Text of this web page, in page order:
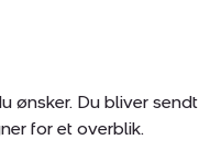
ønsker. Du bliver sendt
for et overblik.